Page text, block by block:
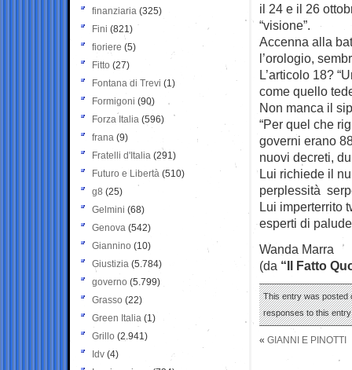
il 24 e il 26
“visione”.
Accenna alla
l’orologio,
L’articolo 18?
come quello
Non manca il
“Per quel che
governi erano
nuovi decreti,
Lui richiede il
perplessità
Lui imperterrito
esperti di
Wanda Marra
(da “Il Fatto
This entry was posted
responses to this
« GIANNI E PINOTTI
finanziaria (325)
Fini (821)
fioriere (5)
Fitto (27)
Fontana di Trevi (1)
Formigoni (90)
Forza Italia (596)
frana (9)
Fratelli d'Italia (291)
Futuro e Libertà (510)
g8 (25)
Gelmini (68)
Genova (542)
Giannino (10)
Giustizia (5.784)
governo (5.799)
Grasso (22)
Green Italia (1)
Grillo (2.941)
Idv (4)